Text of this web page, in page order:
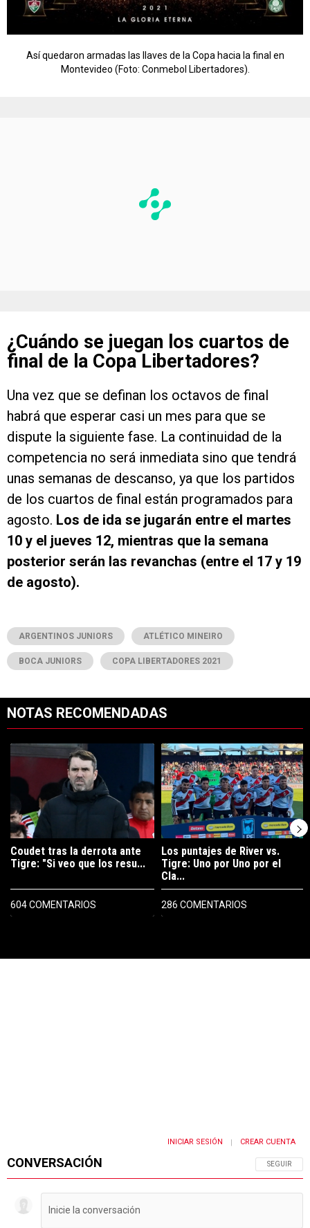
Así quedaron armadas las llaves de la Copa hacia la final en
Montevideo (Foto: Conmebol Libertadores).
¿Cuándo se juegan los cuartos de
final de la Copa Libertadores?
Una vez que se definan los octavos de final
habrá que esperar casi un mes para que se
dispute la siguiente fase. La continuidad de la
competencia no será inmediata sino que tendrá
unas semanas de descanso, ya que los partidos
de los cuartos de final están programados para
agosto. Los de ida se jugarán entre el martes
10 y el jueves 12, mientras que la semana
posterior serán las revanchas (entre el 17 y 19
de agosto).
ARGENTINOS JUNIORS ATLÉTICO MINEIRO
BOCA JUNIORS COPA LIBERTADORES 2021
NOTAS RECOMENDADAS
Un artículo de tendencia con el título "Coudet tras la derrota ante
Coudet tras la derrota ante
Tigre: "Si veo que los resu...
604 COMENTARIOS
Un artículo de tendencia con el
Los puntajes de River vs.
Tigre: Uno por Uno por el
Cla...
286 COMENTARIOS
CONVERSACIÓN SIGA ESTA
SEGUIR
INICIAR SESIÓN CREAR CUENTA